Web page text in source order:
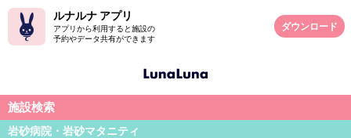
ルナルナ アプリ
アプリから利用すると施設の
予約やデータ共有ができます
ダウンロード
施設検索
岩砂病院・岩砂マタニティ